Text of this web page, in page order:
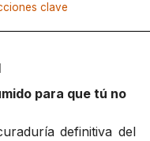
clave
para que tú no
definitiva del